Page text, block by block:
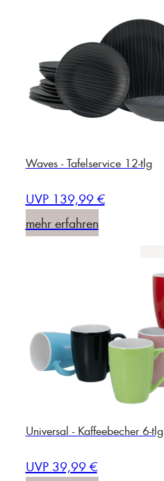
Waves - Tafelservice 12-tlg
UVP 139,99 €
mehr erfahren
Universal - Kaffeebecher 6-tlg
UVP 39,99 €